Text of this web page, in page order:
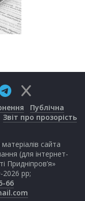
Публічна
Звіт про прозорість
сайта
(для інтернет-
Придніпров’я»
2026 рр;
66